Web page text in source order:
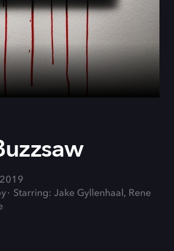
Starring: Jake Gyllenhaal, Rene